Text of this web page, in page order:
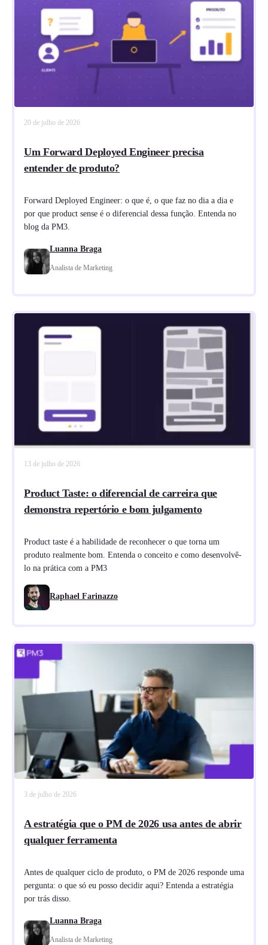
20 de julho de 2026
Um Forward Deployed Engineer precisa
entender de produto?
Forward Deployed Engineer: o que é, o que faz no dia a dia e
por que product sense é o diferencial dessa função. Entenda no
blog da PM3.
Luanna Braga
Analista de Marketing
13 de julho de 2026
Product Taste: o diferencial de carreira que
demonstra repertório e bom julgamento
Product taste é a habilidade de reconhecer o que torna um
produto realmente bom. Entenda o conceito e como desenvolvê-
lo na prática com a PM3
Raphael Farinazzo
3 de julho de 2026
A estratégia que o PM de 2026 usa antes de abrir
qualquer ferramenta
Antes de qualquer ciclo de produto, o PM de 2026 responde uma
pergunta: o que só eu posso decidir aqui? Entenda a estratégia
por trás disso.
Luanna Braga
Analista de Marketing